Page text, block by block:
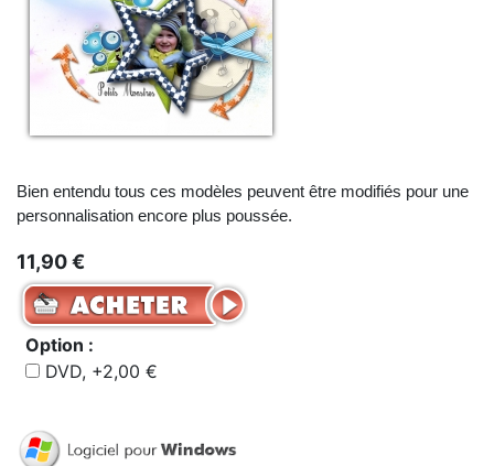
Bien entendu tous ces modèles peuvent être modifiés pour une
personnalisation encore plus poussée.
11,90 €
Option :
DVD, +2,00 €